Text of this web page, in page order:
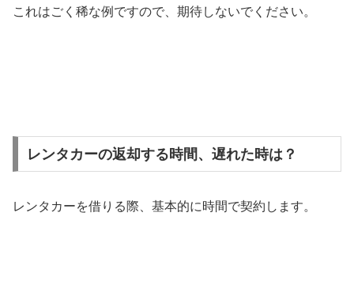
これはごく稀な例ですので、期待しないでください。
レンタカーの返却する時間、遅れた時は？
レンタカーを借りる際、基本的に時間で契約します。